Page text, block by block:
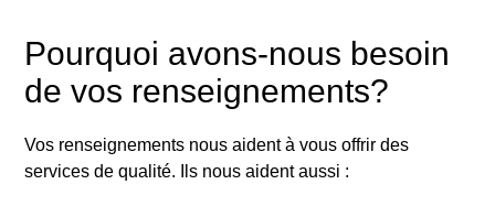
Pourquoi avons-nous besoin
de vos renseignements?
Vos renseignements nous aident à vous offrir des
services de qualité. Ils nous aident aussi :